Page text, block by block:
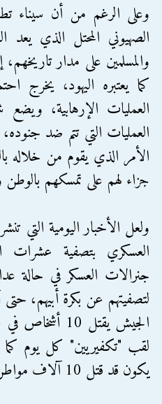
وعلى الرغم من أن سيناء
الصهيوني المحتل الذي يعد
والمسلمين على مدار
كما يعتبره اليهود، يخرج
العمليات الإرهابية،
العمليات التي تتم ضد
الأمر الذي يقوم من خلاله
جزاء لهم على تمسكهم
ولعل الأخبار اليومية التي
العسكري بتصفية عشرات
جنرالات العسكر في حالة
لتصفيتهم عن بكرة أبيهم، حتى
الجيش يقتل 10
يكون قد قتل 10 آلاف مواطن يعتبرهم جميعا تكفيريين.